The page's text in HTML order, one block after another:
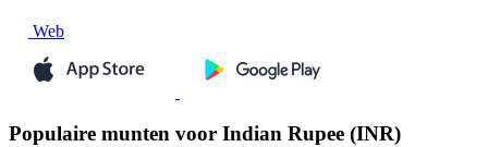
Web
Populaire munten voor Indian Rupee (INR)